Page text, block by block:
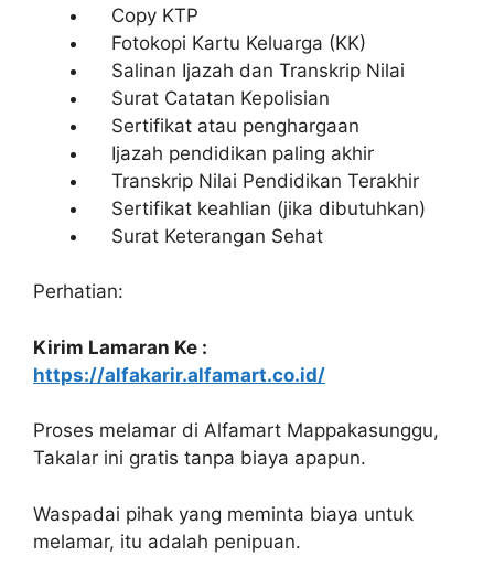
Copy KTP
Fotokopi Kartu Keluarga (KK)
Salinan Ijazah dan Transkrip Nilai
Surat Catatan Kepolisian
Sertifikat atau penghargaan
Ijazah pendidikan paling akhir
Transkrip Nilai Pendidikan Terakhir
Sertifikat keahlian (jika dibutuhkan)
Surat Keterangan Sehat
Perhatian:
Kirim Lamaran Ke :
https://alfakarir.alfamart.co.id/
Proses melamar di Alfamart Mappakasunggu,
Takalar ini gratis tanpa biaya apapun.
Waspadai pihak yang meminta biaya untuk
melamar, itu adalah penipuan.